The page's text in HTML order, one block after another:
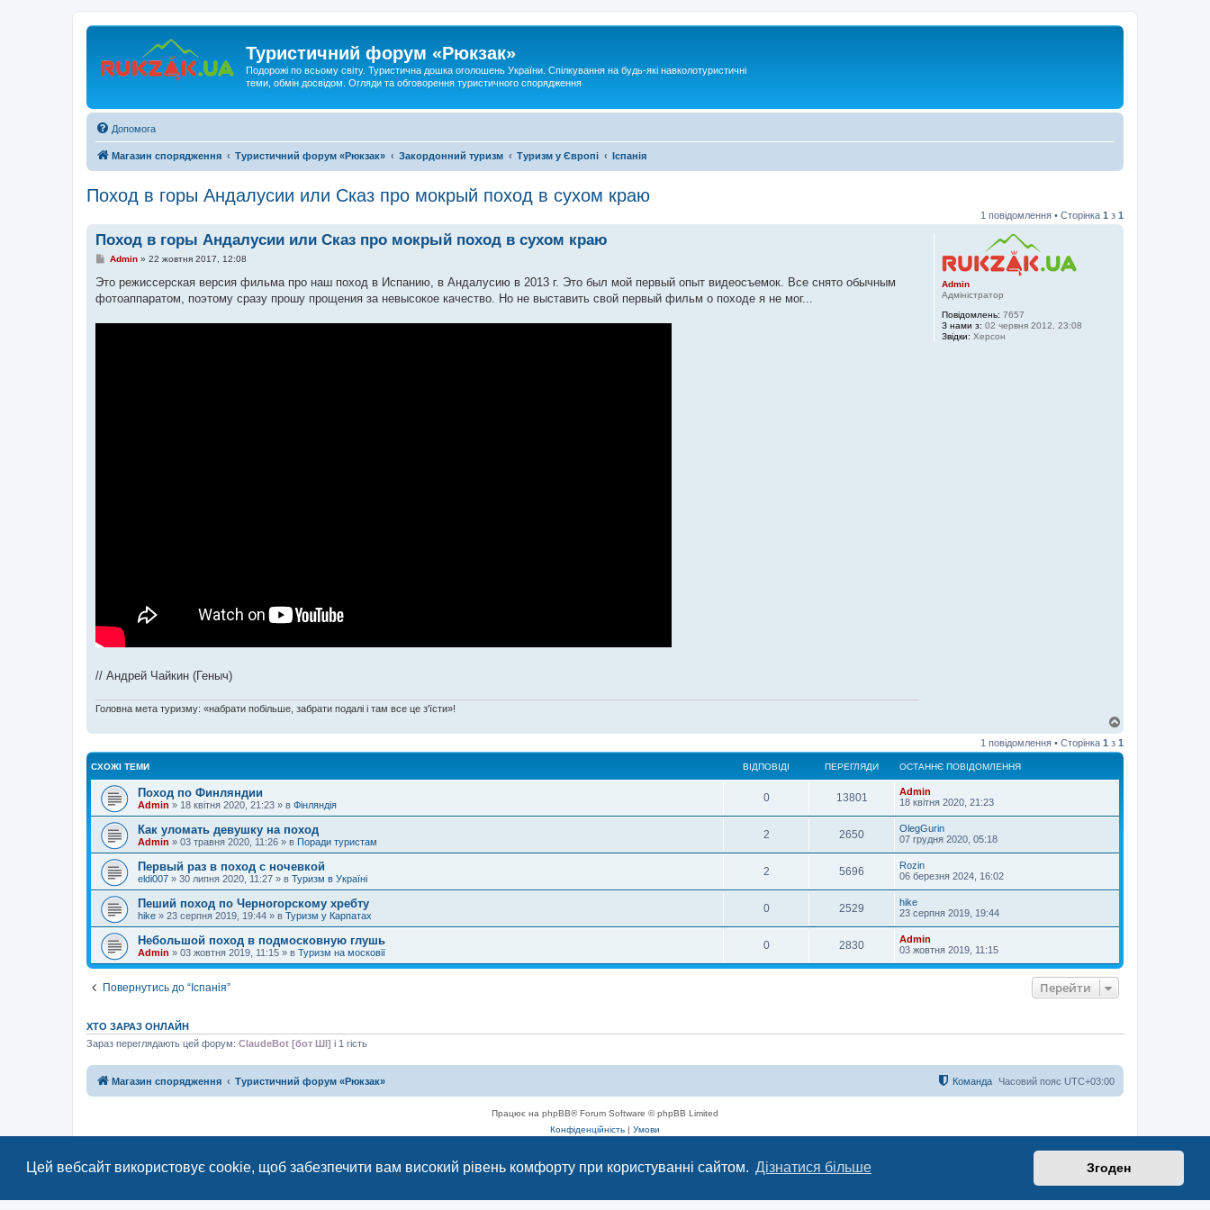
Цей вебсайт використовує cookie, щоб забезпечити вам високий рівень комфорту при користуванні сайтом. Дізнатися більше Згоден
Туристичний форум «Рюкзак»
Подорожі по всьому світу. Туристична дошка оголошень України. Спілкування на будь-які навколотуристичні
теми, обмін досвідом. Огляди та обговорення туристичного спорядження
Допомога
Магазин спорядження Туристичний форум «Рюкзак» Закордонний туризм Туризм у Європі Іспанія
Поход в горы Андалусии или Сказ про мокрый поход в сухом краю
1 повідомлення • Сторінка 1 з 1
Admin
Адміністратор
Повідомлень: 7657
З нами з: 02 червня 2012, 23:08
Звідки: Херсон
Поход в горы Андалусии или Сказ про мокрый поход в сухом краю
П
в
д
м
Admin» 22 жовтня 2017, 12:08
Это режиссерская версия фильма про наш поход в Испанию, в Андалусию в 2013 г. Это был мой первый опыт видеосъемок. Все снято обычным
фотоаппаратом, поэтому сразу прошу прощения за невысокое качество. Но не выставить свой первый фильм о походе я не мог...
// Андрей Чайкин (Геныч)
Головна мета туризму: «набрати побільше, забрати подалі і там все це з'їсти»!
г
о
1 повідомлення • Сторінка 1 з 1
СХОЖІ ТЕМИ ВІДПОВІДІ ПЕРЕГЛЯДИ ОСТАННЄ ПОВІДОМЛЕННЯ
Поход по Финляндии
Admin » 18 квітня 2020, 21:23 » в Фінляндія
0 13801
Admin
18 квітня 2020, 21:23
Как уломать девушку на поход
Admin » 03 травня 2020, 11:26 » в Поради туристам
2 2650
OlegGurin
07 грудня 2020, 05:18
Первый раз в поход с ночевкой
eldi007 » 30 липня 2020, 11:27 » в Туризм в Україні
2 5696
Rozin
06 березня 2024, 16:02
Пеший поход по Черногорскому хребту
hike » 23 серпня 2019, 19:44 » в Туризм у Карпатах
0 2529
hike
23 серпня 2019, 19:44
Небольшой поход в подмосковную глушь
Admin » 03 жовтня 2019, 11:15 » в Туризм на московії
0 2830
Admin
03 жовтня 2019, 11:15
Повернутись до “Іспанія” Перейти
ХТО ЗАРАЗ ОНЛАЙН
Зараз переглядають цей форум: ClaudeBot [бот ШІ] і 1 гість
Магазин спорядження Туристичний форум «Рюкзак» Часовий пояс UTC+03:00
Команда
Працює на phpBB® Forum Software © phpBB Limited
Конфіденційність | Умови